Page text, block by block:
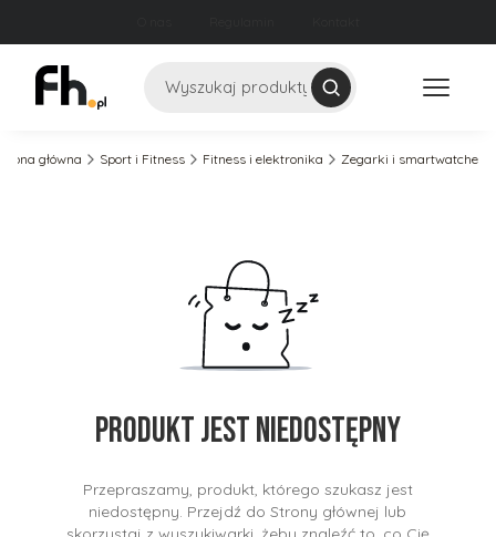
Szukaj
główna Sport i Fitness Fitness i elektronika Zegarki i smartwatche
Produkt jest niedostępny
Przepraszamy, produkt, którego szukasz jest
niedostępny. Przejdź do Strony głównej lub